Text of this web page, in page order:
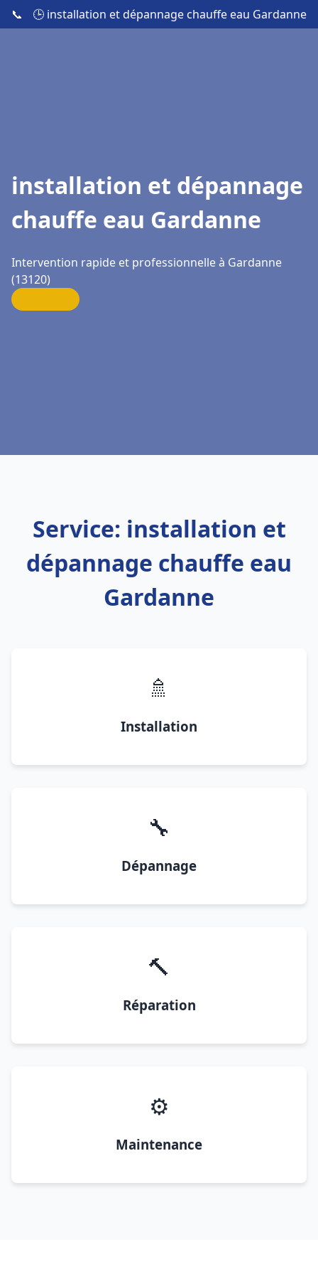
📞 🕒 installation et dépannage chauffe eau Gardanne
installation et dépannage
chauffe eau Gardanne
Intervention rapide et professionnelle à Gardanne
(13120)
Service: installation et
dépannage chauffe eau
Gardanne
🚿
Installation
🔧
Dépannage
🔨
Réparation
⚙️
Maintenance